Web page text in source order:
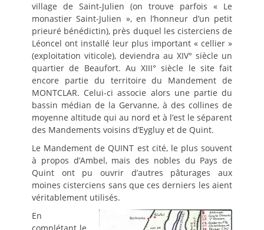
village de Saint-Julien (on trouve parfois « Le
monastier Saint-Julien », en l’honneur d’un petit
prieuré bénédictin), près duquel les cisterciens de
Léoncel ont installé leur plus important « cellier »
(exploitation viticole), deviendra au XIV° siècle un
quartier de Beaufort. Au XIII° siècle le site fait
encore partie du territoire du Mandement de
MONTCLAR. Celui-ci associe alors une partie du
bassin médian de la Gervanne, à des collines de
moyenne altitude qui au nord et à l’est le séparent
des Mandements voisins d’Eygluy et de Quint.
Le Mandement de QUINT est cité, le plus souvent
à propos d’Ambel, mais des nobles du Pays de
Quint ont pu ouvrir d’autres pâturages aux
moines cisterciens sans que ces derniers les aient
véritablement utilisés.
En